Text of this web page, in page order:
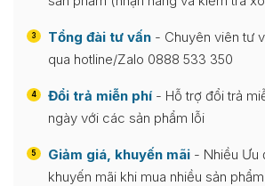
3 Tổng đài tư vấn - Chuyên viên tư
qua hotline/Zalo 0888 533 350
4 Đổi trả miễn phí - Hỗ trợ đổi trả
ngày với các sản phẩm lỗi
5 Giảm giá, khuyến mãi - Nhiều Ưu
khuyến mãi khi mua nhiều sản phẩm